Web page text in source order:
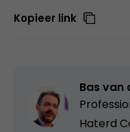
Kopieer link
Bas van
Haterd